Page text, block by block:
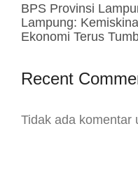
BPS Provinsi
Lampung:
Ekonomi Terus
Recent
Tidak ada komentar